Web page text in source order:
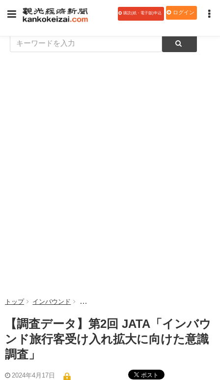
購読(紙・電子版)申込 ログイン
トップ インバウンド 【調査データ】第2回 JATA「インバウンド旅行
【調査データ】第2回 JATA「インバウ
ンド旅行客受け入れ拡大に向けた意識
調査」
2024年4月17日 ポスト